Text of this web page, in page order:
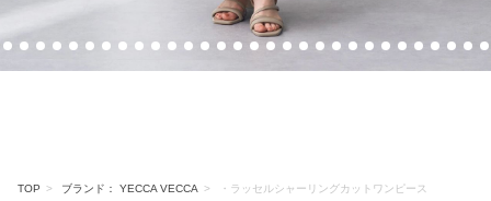
TOP ブランド： YECCA VECCA ・ラッセルシャーリングカットワンピース
3 4 5 6 7 8 9 10 11 12 13 14 15 16 17 18 19 20 21 22 23 24 25 26 27 28 29 30 31 32